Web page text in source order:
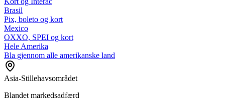
Brasil
Pix, boleto og kort
Mexico
OXXO, SPEI og kort
Hele Amerika
Bla gjennom alle amerikanske land
Asia-Stillehavsområdet
Blandet markedsadfærd